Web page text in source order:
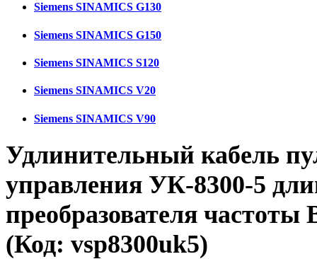
Siemens SINAMICS G130
Siemens SINAMICS G150
Siemens SINAMICS S120
Siemens SINAMICS V20
Siemens SINAMICS V90
Удлинительный кабель
управления УК-8300-5
преобразователя частоты
(Код: vsp8300uk5)